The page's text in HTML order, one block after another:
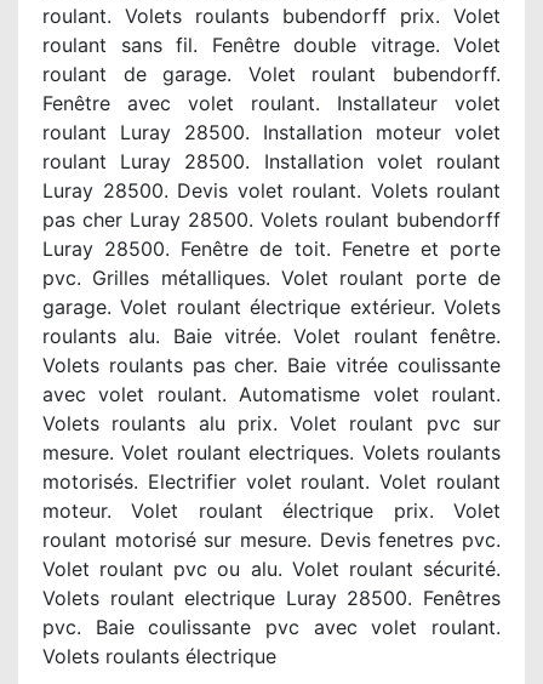
roulant. Volets roulants bubendorff prix. Volet
roulant sans fil. Fenêtre double vitrage. Volet
roulant de garage. Volet roulant bubendorff.
Fenêtre avec volet roulant. Installateur volet
roulant Luray 28500. Installation moteur volet
roulant Luray 28500. Installation volet roulant
Luray 28500. Devis volet roulant. Volets roulant
pas cher Luray 28500. Volets roulant bubendorff
Luray 28500. Fenêtre de toit. Fenetre et porte
pvc. Grilles métalliques. Volet roulant porte de
garage. Volet roulant électrique extérieur. Volets
roulants alu. Baie vitrée. Volet roulant fenêtre.
Volets roulants pas cher. Baie vitrée coulissante
avec volet roulant. Automatisme volet roulant.
Volets roulants alu prix. Volet roulant pvc sur
mesure. Volet roulant electriques. Volets roulants
motorisés. Electrifier volet roulant. Volet roulant
moteur. Volet roulant électrique prix. Volet
roulant motorisé sur mesure. Devis fenetres pvc.
Volet roulant pvc ou alu. Volet roulant sécurité.
Volets roulant electrique Luray 28500. Fenêtres
pvc. Baie coulissante pvc avec volet roulant.
Volets roulants électrique